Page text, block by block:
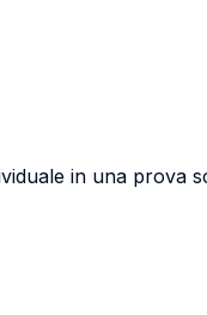
in una prova